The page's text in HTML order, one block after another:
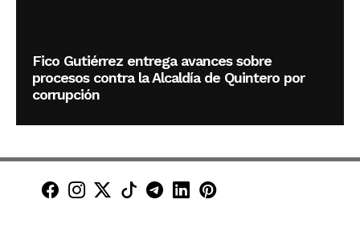
Fico Gutiérrez entrega avances sobre
procesos contra la Alcaldía de Quintero por
corrupción
Minuto30 en Facebook
Minuto30 en Instagram
Minuto30 en X (Twitter)
Minuto30 en TikTok
Canal de Minuto30 en
Minuto30 en LinkedIn
Minuto30 en